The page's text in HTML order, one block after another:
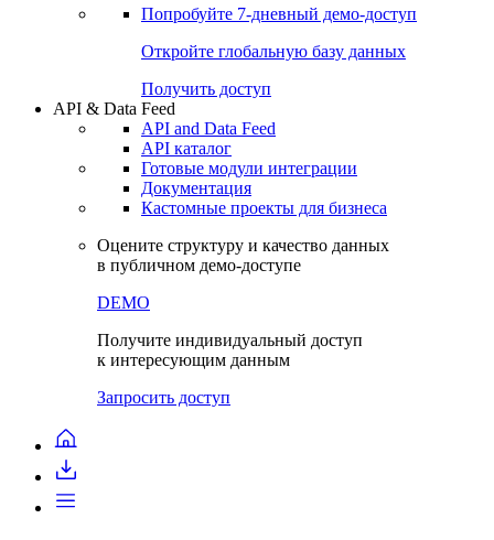
Попробуйте 7-дневный демо-доступ
Откройте глобальную базу данных
Получить доступ
API & Data Feed
API and Data Feed
API каталог
Готовые модули интеграции
Документация
Кастомные проекты для бизнеса
Оцените структуру и качество данных
в публичном демо-доступе
DEMO
Получите индивидуальный доступ
к интересующим данным
Запросить доступ